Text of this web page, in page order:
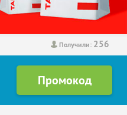
Получили: 256